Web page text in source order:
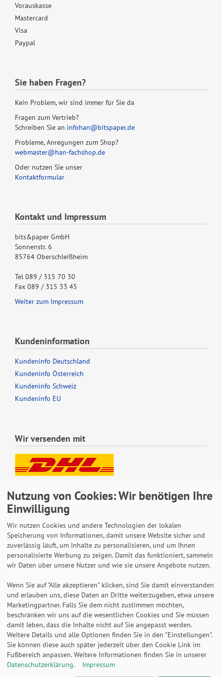
Vorauskasse
Mastercard
Visa
Paypal
Sie haben Fragen?
Kein Problem, wir sind immer für Sie da
Fragen zum Vertrieb?
Schreiben Sie an infohan@bitspaper.de
Probleme, Anregungen zum Shop?
webmaster@han-fachshop.de
Oder nutzen Sie unser
Kontaktformular
Kontakt und Impressum
bits&paper GmbH
Sonnenstr. 6
85764 Oberschleißheim
Tel 089 / 315 70 30
Fax 089 / 315 33 45
Weiter zum Impressum
Kundeninformation
Kundeninfo Deutschland
Kundeninfo Österreich
Kundeninfo Schweiz
Kundeninfo EU
Wir versenden mit
Samstagszustellung
Bequeme Zahlung über Paypal
14 Tage Widerrufsrecht
2 Jahre Gewährleistung
Alle Texte, Grafiken, Bilder und das Layout sind
urheberrechtlich geschützt und dürfen nicht ohne
ausdrückliche, schriftliche Erlaubnis weiterverwendet werden.
© 2026 bits&paper GmbH - HAN Fachshop - HAN 1200-42 -
Toolbox LOFT, 4 Fächer, Ablageschale, Tragegriff, braun
Nutzung von Cookies: Wir benötigen Ihre
Einwilligung
Wir nutzen Cookies und andere Technologien der lokalen
Speicherung von Informationen, damit unsere Website sicher und
zuverlässig läuft, um Inhalte zu personalisieren, und um Ihnen
personalisierte Werbung zu zeigen. Damit das funktioniert, sammeln
wir Daten über unsere Nutzer und wie sie unsere Angebote nutzen.
Wenn Sie auf "Alle akzeptieren" klicken, sind Sie damit einverstanden
und erlauben uns, diese Daten an Dritte weiterzugeben, etwa unsere
Marketingpartner. Falls Sie dem nicht zustimmen möchten,
beschränken wir uns auf die wesentlichen Cookies und Sie müssen
damit leben, dass die Inhalte nicht auf Sie angepasst werden.
Weitere Details und alle Optionen finden Sie in den "Einstellungen".
Sie können diese auch später jederzeit über den Cookie Link im
Fußbereich anpassen. Weitere Informationen finden Sie in unserer
Datenschutzerklärung. Impressum